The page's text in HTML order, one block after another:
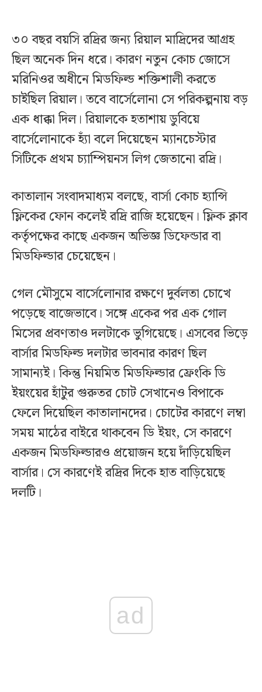
৩০ বছর বয়সি রদ্রির জন্য রিয়াল মাদ্রিদের আগ্রহ
ছিল অনেক দিন ধরে। কারণ নতুন কোচ জোসে
মরিনিওর অধীনে মিডফিল্ড শক্তিশালী করতে
চাইছিল রিয়াল। তবে বার্সেলোনা সে পরিকল্পনায় বড়
এক ধাক্কা দিল। রিয়ালকে হতাশায় ডুবিয়ে
বার্সেলোনাকে হ্যাঁ বলে দিয়েছেন ম্যানচেস্টার
সিটিকে প্রথম চ্যাম্পিয়নস লিগ জেতানো রদ্রি।
কাতালান সংবাদমাধ্যম বলছে, বার্সা কোচ হ্যান্সি
ফ্লিকের ফোন কলেই রদ্রি রাজি হয়েছেন। ফ্লিক ক্লাব
কর্তৃপক্ষের কাছে একজন অভিজ্ঞ ডিফেন্ডার বা
মিডফিল্ডার চেয়েছেন।
গেল মৌসুমে বার্সেলোনার রক্ষণে দুর্বলতা চোখে
পড়েছে বাজেভাবে। সঙ্গে একের পর এক গোল
মিসের প্রবণতাও দলটাকে ভুগিয়েছে। এসবের ভিড়ে
বার্সার মিডফিল্ড দলটার ভাবনার কারণ ছিল
সামান্যই। কিন্তু নিয়মিত মিডফিল্ডার ফ্রেংকি ডি
ইয়ংয়ের হাঁটুর গুরুতর চোট সেখানেও বিপাকে
ফেলে দিয়েছিল কাতালানদের। চোটের কারণে লম্বা
সময় মাঠের বাইরে থাকবেন ডি ইয়ং, সে কারণে
একজন মিডফিল্ডারও প্রয়োজন হয়ে দাঁড়িয়েছিল
বার্সার। সে কারণেই রদ্রির দিকে হাত বাড়িয়েছে
দলটি।
ad